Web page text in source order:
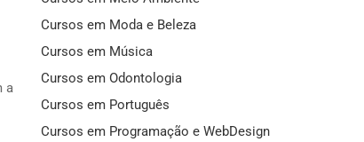
a
Cursos em Moda e Beleza
Cursos em Música
Cursos em Odontologia
Cursos em Português
Cursos em Programação e WebDesign